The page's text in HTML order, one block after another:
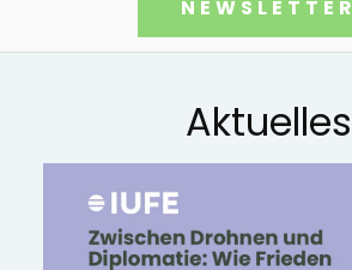
NEWSLETTER
Aktuelles